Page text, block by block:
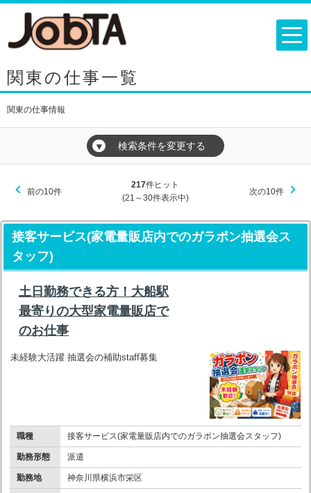
関東の仕事一覧
関東の仕事情報
▼ 検索条件を変更する
前の10件
217件ヒット
(21～30件表示中)
次の10件
接客サービス(家電量販店内でのガラポン抽選会ス
タッフ)
土日勤務できる方！大船駅
最寄りの大型家電量販店で
のお仕事
未経験大活躍 抽選会の補助staff募集
職種 接客サービス(家電量販店内でのガラポン抽選会スタッフ)
勤務形態 派遣
勤務地 神奈川県横浜市栄区